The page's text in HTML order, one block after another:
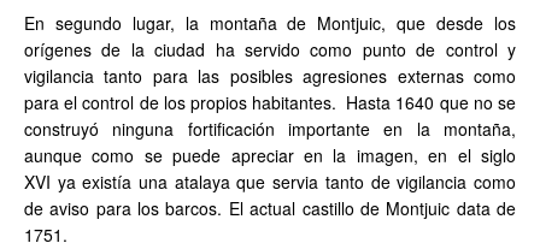
En segundo lugar, la montaña de Montjuic, que desde los
orígenes de la ciudad ha servido como punto de control y
vigilancia tanto para las posibles agresiones externas como
para el control de los propios habitantes. Hasta 1640 que no se
construyó ninguna fortificación importante en la montaña,
aunque como se puede apreciar en la imagen, en el siglo
XVI ya existía una atalaya que servia tanto de vigilancia como
de aviso para los barcos. El actual castillo de Montjuic data de
1751.